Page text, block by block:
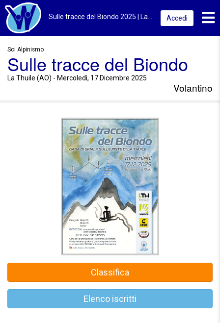
Accedi
Sci Alpinismo
Sulle tracce del Biondo
La Thuile (AO) - Mercoledì, 17 Dicembre 2025
Volantino
Classifica
Elenco iscritti